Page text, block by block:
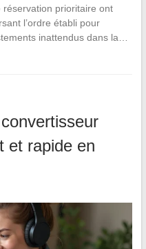
prioritaire ont
l’ordre établi pour
inattendus dans la…
et rapide en